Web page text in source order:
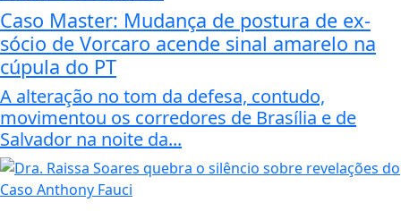
Caso Master: Mudança de postura de ex-
sócio de Vorcaro acende sinal amarelo na
cúpula do PT
A alteração no tom da defesa, contudo,
movimentou os corredores de Brasília e de
Salvador na noite da...